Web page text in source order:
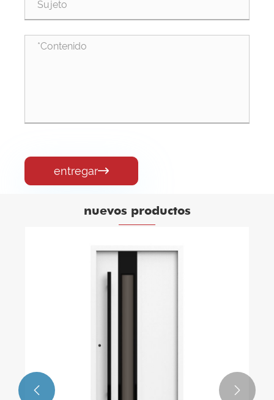
entregar
nuevos productos
 